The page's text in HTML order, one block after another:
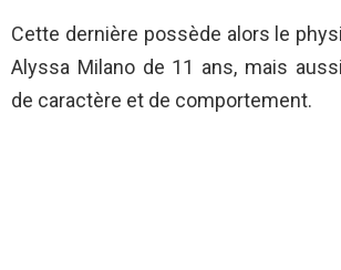
Cette dernière possède alors le
Alyssa Milano de 11 ans, mais
de caractère et de comportement.